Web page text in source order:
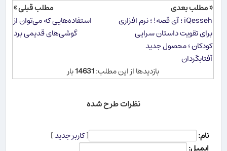
مطلب قبلی »
استفاده‌هایی که می‌توان از
گوشی‌های قدیمی برد
« مطلب بعدی
iQesseh ؛ آی قصه! ؛ نرم افزاری
برای تقویت داستان سرایی
کودکان ؛ محصول جدید
آفتابگردان
بازدیدها از این مطلب:14631بار
نظرات طرح شده
نام: [کاربر جدید]
ایمیل: